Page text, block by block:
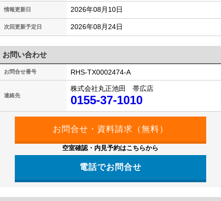
情報更新日 2026年08月10日
次回更新予定日 2026年08月24日
お問い合わせ
お問合せ番号 RHS-TX0002474-A
連絡先
株式会社丸正池田 帯広店
0155-37-1010
空室確認・内見予約はこちらから
電話でお問合せ